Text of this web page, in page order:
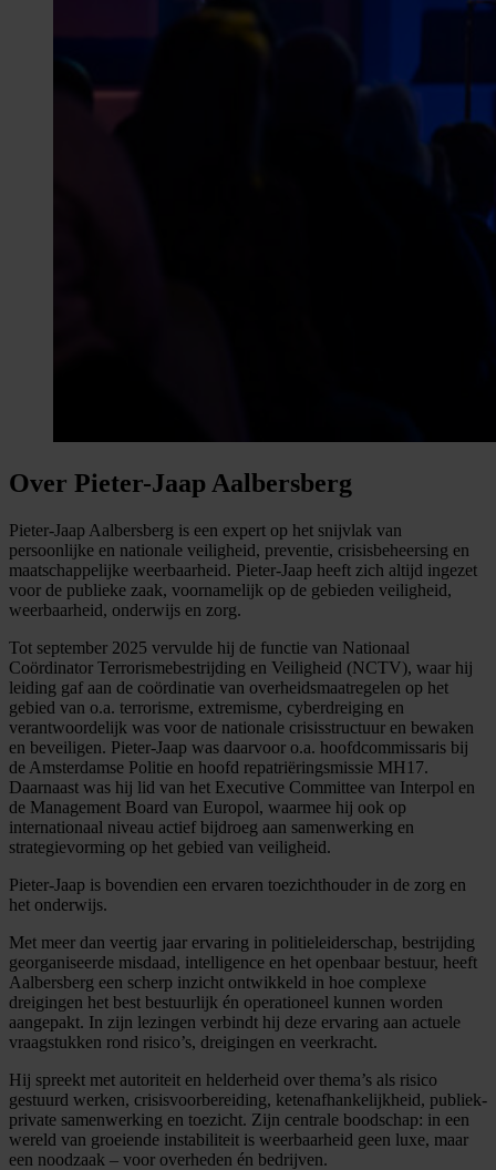
Over Pieter-Jaap Aalbersberg
Pieter-Jaap Aalbersberg is een expert op het snijvlak van
persoonlijke en nationale veiligheid, preventie, crisisbeheersing en
maatschappelijke weerbaarheid. Pieter-Jaap heeft zich altijd ingezet
voor de publieke zaak, voornamelijk op de gebieden veiligheid,
weerbaarheid, onderwijs en zorg.
Tot september 2025 vervulde hij de functie van Nationaal
Coördinator Terrorismebestrijding en Veiligheid (NCTV), waar hij
leiding gaf aan de coördinatie van overheidsmaatregelen op het
gebied van o.a. terrorisme, extremisme, cyberdreiging en
verantwoordelijk was voor de nationale crisisstructuur en bewaken
en beveiligen. Pieter-Jaap was daarvoor o.a. hoofdcommissaris bij
de Amsterdamse Politie en hoofd repatriëringsmissie MH17.
Daarnaast was hij lid van het Executive Committee van Interpol en
de Management Board van Europol, waarmee hij ook op
internationaal niveau actief bijdroeg aan samenwerking en
strategievorming op het gebied van veiligheid.
Pieter-Jaap is bovendien een ervaren toezichthouder in de zorg en
het onderwijs.
Met meer dan veertig jaar ervaring in politieleiderschap, bestrijding
georganiseerde misdaad, intelligence en het openbaar bestuur, heeft
Aalbersberg een scherp inzicht ontwikkeld in hoe complexe
dreigingen het best bestuurlijk én operationeel kunnen worden
aangepakt. In zijn lezingen verbindt hij deze ervaring aan actuele
vraagstukken rond risico’s, dreigingen en veerkracht.
Hij spreekt met autoriteit en helderheid over thema’s als risico
gestuurd werken, crisisvoorbereiding, ketenafhankelijkheid, publiek-
private samenwerking en toezicht. Zijn centrale boodschap: in een
wereld van groeiende instabiliteit is weerbaarheid geen luxe, maar
een noodzaak – voor overheden én bedrijven.